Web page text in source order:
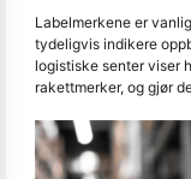
Labelmerkene er
tydeligvis indikere
logistiske senter viser
rakettmerker, og gjør